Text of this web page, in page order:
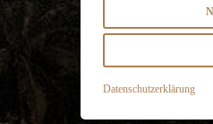
Datenschutzerklärung